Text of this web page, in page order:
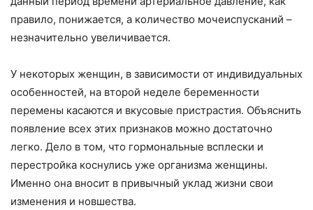
правило, понижается, а количество мочеиспусканий –
незначительно увеличивается.
У некоторых женщин, в зависимости от индивидуальных
особенностей, на второй неделе беременности
перемены касаются и вкусовые пристрастия. Объяснить
появление всех этих признаков можно достаточно
легко. Дело в том, что гормональные всплески и
перестройка коснулись уже организма женщины.
Именно она вносит в привычный уклад жизни свои
изменения и новшества.